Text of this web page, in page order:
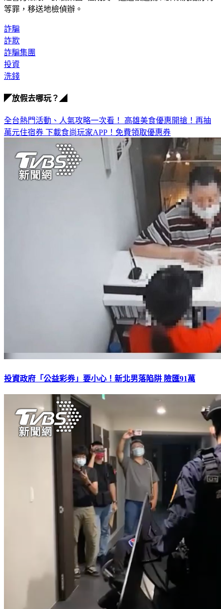
等罪，移送地檢偵辦。
詐騙
詐欺
詐騙集團
投資
洗錢
◤放假去哪玩？◢
全台熱門活動、人氣攻略一次看！ 高雄美食優惠開搶！再抽
萬元住宿券 下載食尚玩家APP！免費領取優惠券
投資政府「公益彩券」要小心！新北男落陷阱 險匯91萬